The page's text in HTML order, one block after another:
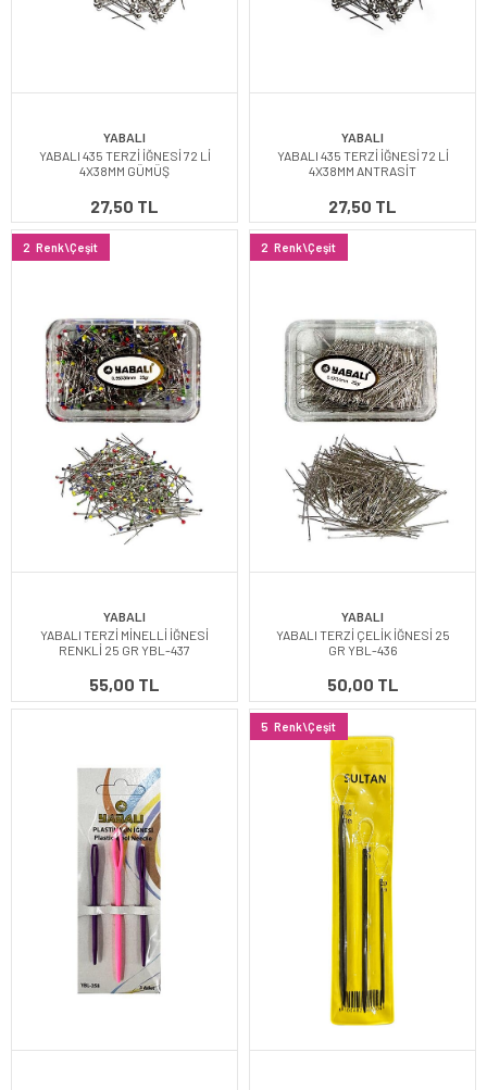
YABALI
YABALI 435 TERZİ İĞNESİ 72 Lİ
4X38MM GÜMÜŞ
27,50 TL
YABALI
YABALI 435 TERZİ İĞNESİ 72 Lİ
4X38MM ANTRASİT
27,50 TL
2 Renk\Çeşit
YABALI
YABALI TERZİ MİNELLİ İĞNESİ
RENKLİ 25 GR YBL-437
55,00 TL
2 Renk\Çeşit
YABALI
YABALI TERZİ ÇELİK İĞNESİ 25
GR YBL-436
50,00 TL
5 Renk\Çeşit